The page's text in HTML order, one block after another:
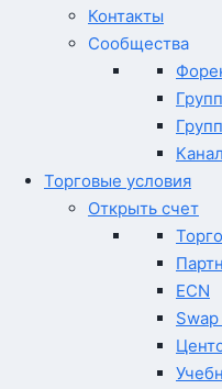
Контакты
Сообщества
Торговые условия
Открыть счет
ECN